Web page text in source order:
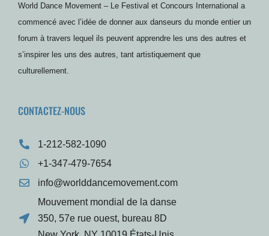
k a
m
s
t
s
s
World Dance Movement – Le Festival et Concours International a
commencé avec l’idée de donner aux danseurs du monde entier un
forum à travers lequel ils peuvent apprendre les uns des autres et
s’inspirer les uns des autres, tant artistiquement que
culturellement.
CONTACTEZ-NOUS
1-212-582-1090
+1-347-479-7654
info@worlddancemovement.com
Mouvement mondial de la danse
350, 57e rue ouest, bureau 8D